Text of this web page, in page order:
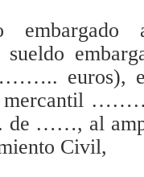
embargado
euros), el
mercantil
……, al
Civil,